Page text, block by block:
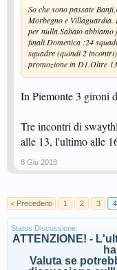
So che sono passate
Morbegno e Villaguardia.
per nulla.Sabato abbiamo
finali.Domenica :24
squadre (quindi 2
promozione in D1.Oltre
In Piemonte 3 gironi
Tre incontri di
alle 13, l'ultimo alle
8 Giu 2018
< Precedenti
1 2 3 4
Status Discussione:
ATTENZIONE! -
Valuta se